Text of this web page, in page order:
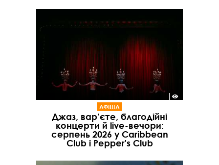
АФІША
Джаз, вар’єте, благодійні
концерти й live-вечори:
серпень 2026 у Caribbean
Club і Pepper's Club